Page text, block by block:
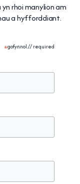
rhoi manylion am
a hyfforddiant.
*gofynnol // required